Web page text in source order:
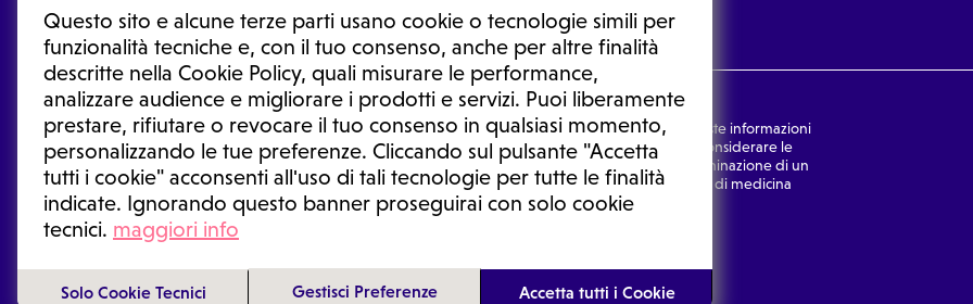
Questo sito e alcune terze parti usano cookie o tecnologie simili per
funzionalità tecniche e, con il tuo consenso, anche per altre finalità
descritte nella Cookie Policy, quali misurare le performance,
analizzare audience e migliorare i prodotti e servizi. Puoi liberamente
prestare, rifiutare o revocare il tuo consenso in qualsiasi momento,
personalizzando le tue preferenze. Cliccando sul pulsante "Accetta
tutti i cookie" acconsenti all'uso di tali tecnologie per tutte le finalità
indicate. Ignorando questo banner proseguirai con solo cookie
tecnici. maggiori info
Solo Cookie Tecnici Gestisci Preferenze Accetta tutti i Cookie
Le informazioni proposte in questo sito non sono un consulto medico. In nessun caso, queste informazioni
sostituiscono un consulto, una visita o una diagnosi formulata dal medico. Non si devono considerare le
informazioni disponibili come suggerimenti per la formulazione di una diagnosi, la determinazione di un
trattamento o l'assunzione o sospensione di un farmaco senza prima consultare un medico di medicina
generale o uno specialista.
Condizioni di utilizzo